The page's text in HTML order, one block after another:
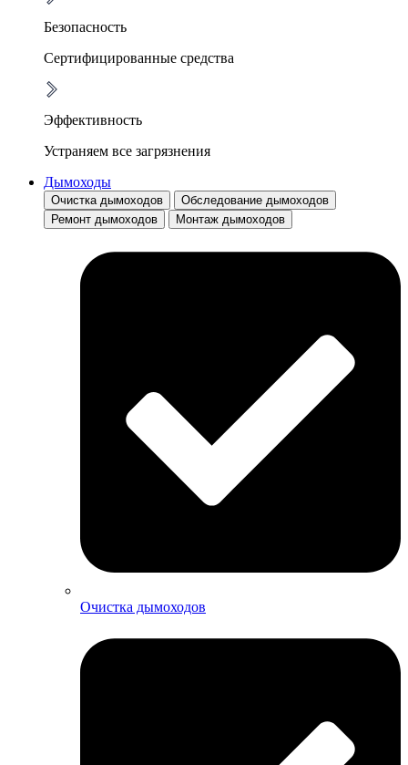
Безопасность
Сертифицированные средства
Эффективность
Устраняем все загрязнения
Дымоходы
Очистка дымоходов
Обследование дымоходов
Ремонт дымоходов
Монтаж дымоходов
Очистка дымоходов